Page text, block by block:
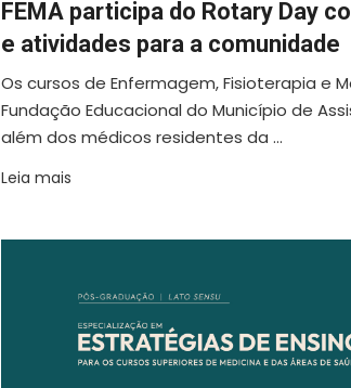
FEMA participa do Rotary Day
e atividades para a comunidade
Os cursos de Enfermagem, Fisioterapia e
Fundação Educacional do Município de
além dos médicos residentes da ...
Leia mais